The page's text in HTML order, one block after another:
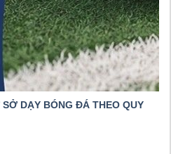
DẠY BÓNG ĐÁ THEO QUY